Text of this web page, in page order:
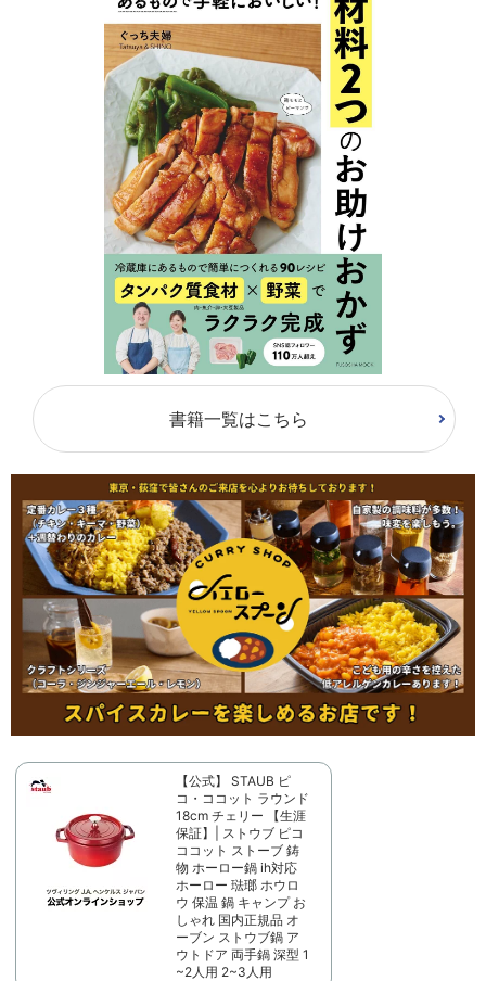
書籍一覧はこちら
【公式】 STAUB ピ
コ・ココット ラウンド
18cm チェリー 【生涯
保証】| ストウブ ピコ
ココット ストーブ 鋳
物 ホーロー鍋 ih対応
ホーロー 琺瑯 ホウロ
ウ 保温 鍋 キャンプ お
しゃれ 国内正規品 オ
ーブン ストウブ鍋 ア
ウトドア 両手鍋 深型 1
~2人用 2~3人用